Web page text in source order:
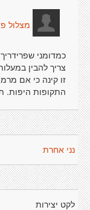
מצלול
כמדומני
צריך להבין
זו קינה כי אם
התקופות היפות.
נני אחרת
לקט יצירות